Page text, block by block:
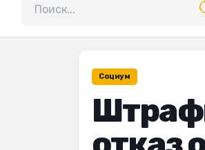
Поиск по сайту
Социум